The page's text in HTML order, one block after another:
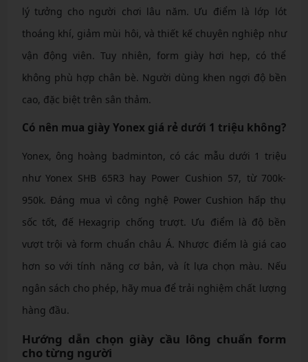
lý tưởng cho người chơi lâu năm. Ưu điểm là lớp lót
thoáng khí, giảm mùi hôi, và thiết kế chuyên nghiệp như
vận động viên. Tuy nhiên, form giày hơi hẹp, có thể
không phù hợp chân bè. Người dùng khen ngợi độ bền
cao, đặc biệt trên sân thảm.
Có nên mua giày Yonex giá rẻ dưới 1 triệu không?
Yonex, ông hoàng badminton, có các mẫu dưới 1 triệu
như Yonex SHB 65R3 hay Power Cushion 57, từ 700k-
950k. Đáng mua vì công nghệ Power Cushion hấp thụ
sốc tốt, đế Hexagrip chống trượt. Ưu điểm là độ bền
vượt trội và form chuẩn châu Á. Nhược điểm là giá cao
hơn so với tính năng cơ bản, và ít lựa chọn màu. Nếu
ngân sách cho phép, hãy mua để trải nghiệm chất lượng
hàng đầu.
Hướng dẫn chọn giày cầu lông chuẩn form
cho từng người